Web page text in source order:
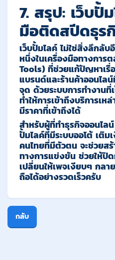
7. สรุป: เว็บปั้
มือติดสปีดธุร
เว็บปั้มไลค์ไม่ใช่สิ่งลึกลับ
หนึ่งในเครื่องมือทางการ
Tools) ที่ช่วยแก้ปัญหาเรื่
แบรนด์และร้านค้าออนไล
จุด ด้วยระบบการทำงานที่
ทำให้การเข้าถึงบริการเห
มีราคาที่เข้าถึงได้
สำหรับผู้ที่ทำธุรกิจออนไล
ปั้มไลค์ที่มีระบบออโต้ เติม
คนไทยที่มีตัวตน จะช่วยสร้
ทางการแข่งขัน ช่วยให้ปิ
เปลี่ยนให้เพจเงียบๆ กล
ถือได้อย่างรวดเร็วครับ
กลับ